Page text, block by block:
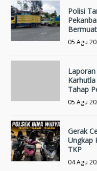
Polisi
05 Agu
Tahap
05 Agu
Gerak
Ungkap
TKP
04 Agu